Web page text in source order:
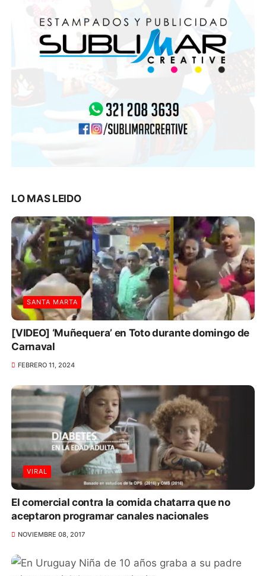
LO MAS LEIDO
SANTA MARTA
[VIDEO] ‘Muñequera’ en Toto durante domingo de
Carnaval
FEBRERO 11, 2024
VIRAL
El comercial contra la comida chatarra que no
aceptaron programar canales nacionales
NOVIEMBRE 08, 2017